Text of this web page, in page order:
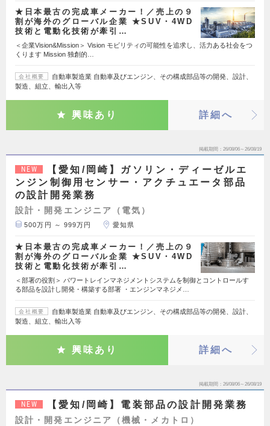
★日本最古の完成車メーカー！／売上の９
割が海外のグローバル企業 ★SUV・4WD
技術と電動化技術が牽引…
＜企業Vision&Mission＞ Vision モビリティの可能性を追求し、活力ある社会をつ
くります Mission 独創的…
会社概要
自動車製造業 自動車及びエンジン、その構成部品等の開発、設計、
製造、組立、輸出入等
興味あり 詳細へ
掲載期間 26/08/06～26/08/19
NEW
【愛知/岡崎】ガソリン・ディーゼルエ
ンジン制御用センサー・アクチュエータ部品
の設計開発業務
設計・開発エンジニア（電気）
500万円 ～ 999万円 愛知県
★日本最古の完成車メーカー！／売上の９
割が海外のグローバル企業 ★SUV・4WD
技術と電動化技術が牽引…
＜部署の役割＞ パワートレインマネジメントシステムを制御とコントロールす
る部品を設計し開発・構築する部署 ・エンジンマネジメ…
会社概要
自動車製造業 自動車及びエンジン、その構成部品等の開発、設計、
製造、組立、輸出入等
興味あり 詳細へ
掲載期間 26/08/06～26/08/19
NEW 【愛知/岡崎】電装部品の設計開発業務
設計・開発エンジニア（機械・メカトロ）